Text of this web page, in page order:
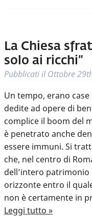
La Chiesa
solo ai ricchi”
Pubblicati ilOttobre
Un tempo, erano
dedite ad opere di
complice il boom del
è penetrato anche
essere immuni. Si
che, nel centro di
dell’intero
orizzonte entro il
non è certamente in
Leggi tutto »